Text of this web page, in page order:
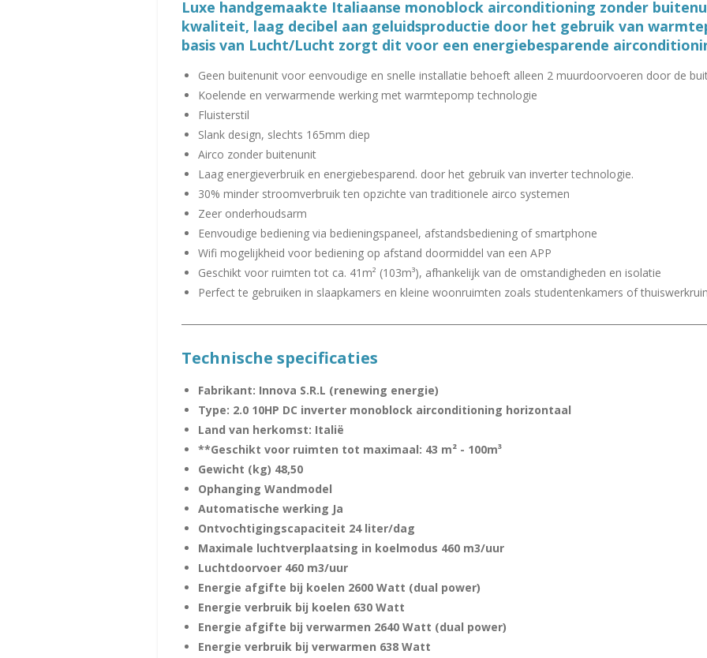
8
8
8
8
9
s
e
e
n
Luxe handgemaakte Italiaanse monoblock airconditioning zonder
kwaliteit, laag decibel aan geluidsproductie door het gebruik van
basis van Lucht/Lucht zorgt dit voor een energiebesparende
Geen buitenunit voor eenvoudige en snelle installatie behoeft alleen 2 muurdoorvoeren door de
Koelende en verwarmende werking met warmtepomp technologie
Fluisterstil
Slank design, slechts 165mm diep
Airco zonder buitenunit
Laag energieverbruik en energiebesparend. door het gebruik van inverter technologie.
30% minder stroomverbruik ten opzichte van traditionele airco systemen
Zeer onderhoudsarm
Eenvoudige bediening via bedieningspaneel, afstandsbediening of smartphone
Wifi mogelijkheid voor bediening op afstand doormiddel van een APP
Geschikt voor ruimten tot ca. 41m² (103m³), afhankelijk van de omstandigheden en isolatie
Perfect te gebruiken in slaapkamers en kleine woonruimten zoals studentenkamers of
Technische specificaties
Fabrikant: Innova S.R.L (renewing energie)
Type: 2.0 10HP DC inverter monoblock airconditioning horizontaal
Land van herkomst: Italië
**Geschikt voor ruimten tot maximaal: 43 m² - 100m³
Gewicht (kg) 48,50
Ophanging Wandmodel
Automatische werking Ja
Ontvochtigingscapaciteit 24 liter/dag
Maximale luchtverplaatsing in koelmodus 460 m3/uur
Luchtdoorvoer 460 m3/uur
Energie afgifte bij koelen 2600 Watt (dual power)
Energie verbruik bij koelen 630 Watt
Energie afgifte bij verwarmen 2640 Watt (dual power)
Energie verbruik bij verwarmen 638 Watt